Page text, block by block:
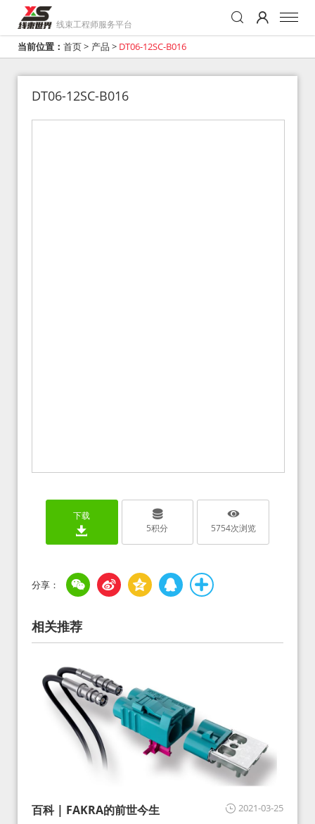
线束工程师服务平台
当前位置： 首页> 产品 > DT06-12SC-B016
DT06-12SC-B016
下载
5积分 5754次浏览
相关推荐
2021-03-25
百科 | FAKRA的前世今生